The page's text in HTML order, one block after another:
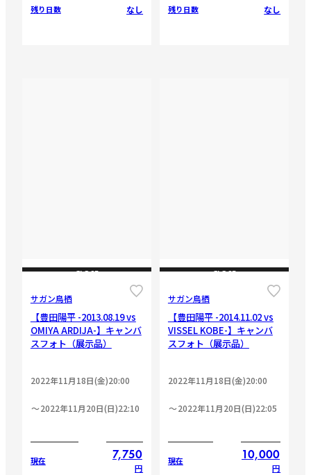
残り日数 なし 残り日数 なし
CLOSE
サガン鳥栖
【豊田陽平 -2013.08.19 vs
OMIYA ARDIJA-】キャンバ
スフォト（展示品）
2022年11月18日(金)20:00
2022年11月20日(日)22:10
現在 7,750
円
CLOSE
サガン鳥栖
【豊田陽平 -2014.11.02 vs
VISSEL KOBE-】キャンバ
スフォト（展示品）
2022年11月18日(金)20:00
2022年11月20日(日)22:05
現在 10,000
円